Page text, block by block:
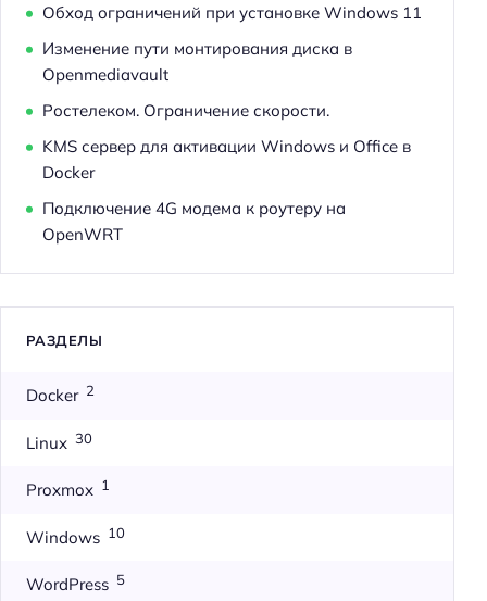
Обход ограничений при установке Windows 11
Изменение пути монтирования диска в
Openmediavault
Ростелеком. Ограничение скорости.
KMS сервер для активации Windows и Office в
Docker
Подключение 4G модема к роутеру на
OpenWRT
РАЗДЕЛЫ
Docker 2
Linux 30
Proxmox 1
Windows 10
WordPress 5